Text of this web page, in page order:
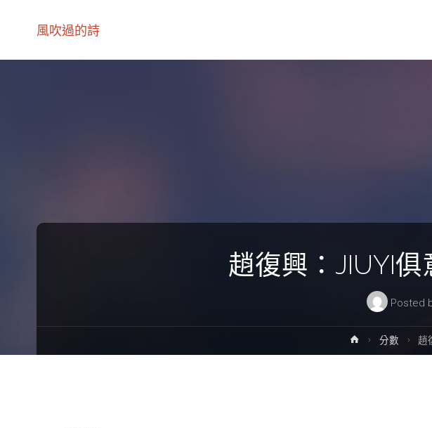
風吹過的詩
趙復興：JIUYI
Posted
Home分數 趙